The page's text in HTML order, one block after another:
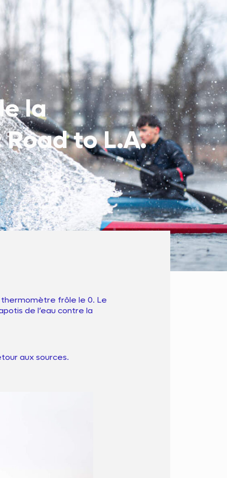
Menu
Retour
la
to L.A.
thermomètre frôle le 0. Le
de l’eau contre la
aux sources.